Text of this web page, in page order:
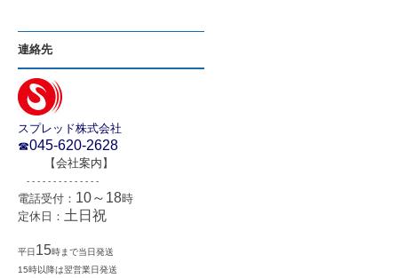
連絡先
スプレッド株式会社
☎045-620-2628
【会社案内 】
- - - - - - - - - - - - - -
電話受付： 10～18時
定休日： 土日祝
平日 15時まで当日発送
15時以降は翌営業日発送